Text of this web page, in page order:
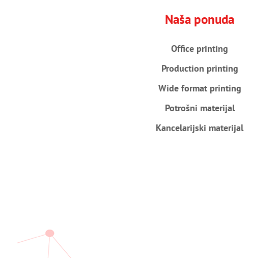
Naša ponuda
Office printing
Production printing
Wide format printing
Potrošni materijal
Kancelarijski materijal